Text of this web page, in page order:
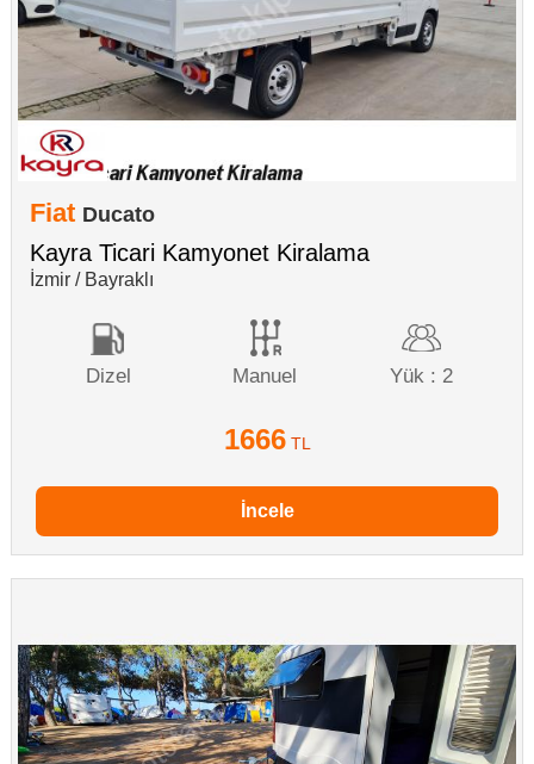
Fiat Ducato
Kayra Ticari Kamyonet Kiralama
İzmir / Bayraklı
Dizel Manuel Yük : 2
1666 TL
İncele